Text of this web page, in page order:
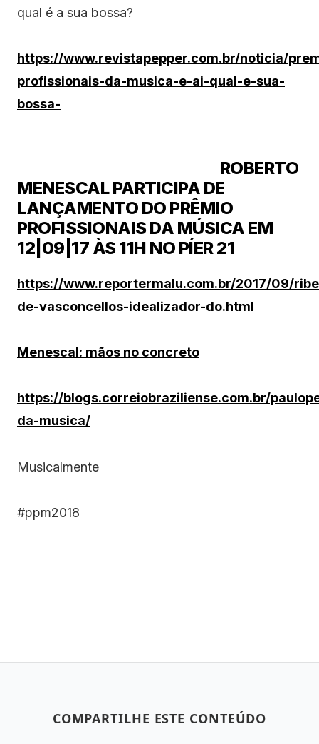
qual é a sua bossa?
https://www.revistapepper.com.br/noticia/
profissionais-da-musica-e-ai-qual-e-sua-
bossa-
ROBERTO
MENESCAL PARTICIPA DE
LANÇAMENTO DO PRÊMIO
PROFISSIONAIS DA MÚSICA EM
12|09|17 ÀS 11H NO PÍER 21
https://www.reportermalu.com.br/2017/09/
de-vasconcellos-idealizador-do.html
Menescal: mãos no concreto
https://blogs.correiobraziliense.com.br/
da-musica/
Musicalmente
#ppm2018
COMPARTILHE ESTE CONTEÚDO